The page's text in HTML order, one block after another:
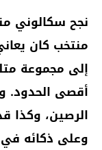
منتخب كان
إلى مجموعة
أقصى الحدود.
الرصين، وكذا
وعلى ذكائه في